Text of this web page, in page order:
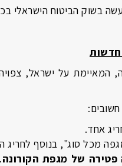
בשוק הביטוח הישראלי
חדשות
המאיימת על ישראל,
אחד.
מכל סוג", בנוסף לחריג
פטירה של מגפת הקורונה